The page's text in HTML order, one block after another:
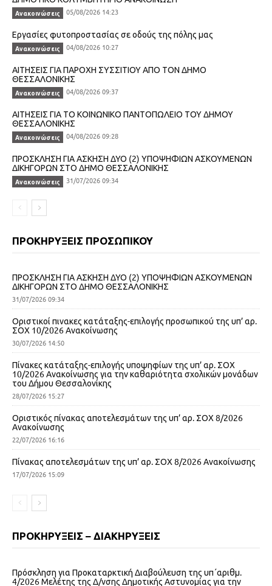
Ανακοινώσεις 05/08/2026 14:23
Εργασίες φυτοπροστασίας σε οδούς της πόλης μας
Ανακοινώσεις 04/08/2026 10:27
ΑΙΤΗΣΕΙΣ ΓΙΑ ΠΑΡΟΧΗ ΣΥΣΣΙΤΙΟΥ ΑΠΟ ΤΟΝ ΔΗΜΟ
ΘΕΣΣΑΛΟΝΙΚΗΣ
Ανακοινώσεις 04/08/2026 09:37
ΑΙΤΗΣΕΙΣ ΓΙΑ ΤΟ ΚΟΙΝΩΝΙΚΟ ΠΑΝΤΟΠΩΛΕΙΟ ΤΟΥ ΔΗΜΟΥ
ΘΕΣΣΑΛΟΝΙΚΗΣ
Ανακοινώσεις 04/08/2026 09:28
ΠΡΟΣΚΛΗΣΗ ΓΙΑ ΑΣΚΗΣΗ ΔΥΟ (2) ΥΠΟΨΗΦΙΩΝ ΑΣΚΟΥΜΕΝΩΝ
ΔΙΚΗΓΟΡΩΝ ΣΤΟ ΔΗΜΟ ΘΕΣΣΑΛΟΝΙΚΗΣ
Ανακοινώσεις 31/07/2026 09:34
ΠΡΟΚΗΡΥΞΕΙΣ ΠΡΟΣΩΠΙΚΟΥ
ΠΡΟΣΚΛΗΣΗ ΓΙΑ ΑΣΚΗΣΗ ΔΥΟ (2) ΥΠΟΨΗΦΙΩΝ ΑΣΚΟΥΜΕΝΩΝ
ΔΙΚΗΓΟΡΩΝ ΣΤΟ ΔΗΜΟ ΘΕΣΣΑΛΟΝΙΚΗΣ
31/07/2026 09:34
Οριστικοί πινακες κατάταξης-επιλογής προσωπικού της υπ’ αρ.
ΣΟΧ 10/2026 Ανακοίνωσης
30/07/2026 14:50
Πίνακες κατάταξης-επιλογής υποψηφίων της υπ’ αρ. ΣΟΧ
10/2026 Ανακοίνωσης για την καθαριότητα σχολικών μονάδων
του Δήμου Θεσσαλονίκης
28/07/2026 15:27
Οριστικός πίνακας αποτελεσμάτων της υπ’ αρ. ΣΟΧ 8/2026
Ανακοίνωσης
22/07/2026 16:16
Πίνακας αποτελεσμάτων της υπ’ αρ. ΣΟΧ 8/2026 Ανακοίνωσης
17/07/2026 15:09
ΠΡΟΚΗΡΥΞΕΙΣ – ΔΙΑΚΗΡΥΞΕΙΣ
Πρόσκληση για Προκαταρκτική Διαβούλευση της υπ΄αριθμ.
4/2026 Μελέτης της Δ/νσης Δημοτικής Αστυνομίας για την